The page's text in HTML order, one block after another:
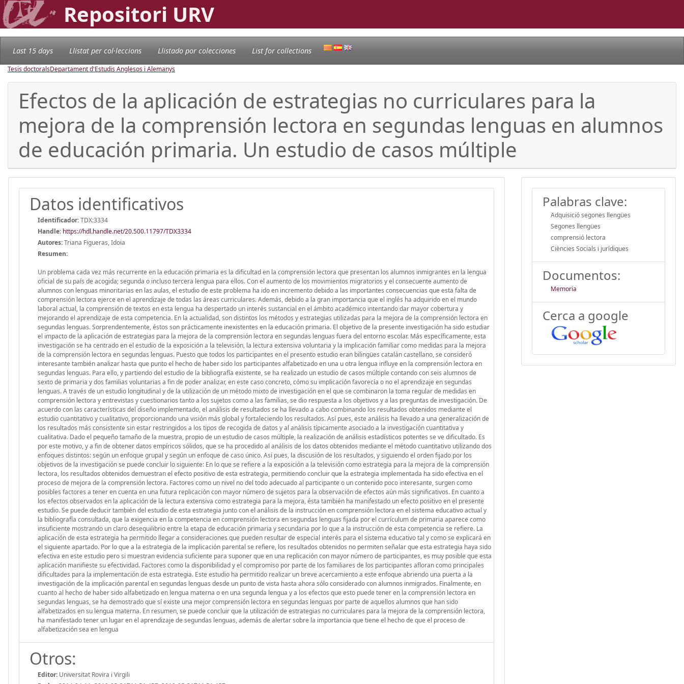
Repositori URV
Last 15 days Llistat per col·leccions Llistado por colecciones List for collections
Tesis doctoralsDepartament d'Estudis Anglesos i Alemanys
Efectos de la aplicación de estrategias no curriculares para la
mejora de la comprensión lectora en segundas lenguas en alumnos
de educación primaria. Un estudio de casos múltiple
Datos identificativos
Identificador:TDX:3334
Handle: https://hdl.handle.net/20.500.11797/TDX3334
Autores:Triana Figueras, Idoia
Resumen:
Un problema cada vez más recurrente en la educación primaria es la dificultad en la comprensión lectora que presentan los alumnos inmigrantes en la lengua
oficial de su país de acogida; segunda o incluso tercera lengua para ellos. Con el aumento de los movimientos migratorios y el consecuente aumento de
alumnos con lenguas minoritarias en las aulas, el estudio de este problema ha ido en incremento debido a las importantes consecuencias que esta falta de
comprensión lectora ejerce en el aprendizaje de todas las áreas curriculares. Además, debido a la gran importancia que el inglés ha adquirido en el mundo
laboral actual, la comprensión de textos en esta lengua ha despertado un interés sustancial en el ámbito académico intentando dar mayor cobertura y
mejorando el aprendizaje de esta competencia. En la actualidad, son distintos los métodos y estrategias utilizadas para la mejora de la comprensión lectora en
segundas lenguas. Sorprendentemente, éstos son prácticamente inexistentes en la educación primaria. El objetivo de la presente investigación ha sido estudiar
el impacto de la aplicación de estrategias para la mejora de la comprensión lectora en segundas lenguas fuera del entorno escolar. Más específicamente, esta
investigación se ha centrado en el estudio de la exposición a la televisión, la lectura extensiva voluntaria y la implicación familiar como medidas para la mejora
de la comprensión lectora en segundas lenguas. Puesto que todos los participantes en el presento estudio eran bilingües catalán castellano, se consideró
interesante también analizar hasta que punto el hecho de haber sido los participantes alfabetizado en una u otra lengua influye en la comprensión lectora en
segundas lenguas. Para ello, y partiendo del estudio de la bibliografía existente, se ha realizado un estudio de casos múltiple contando con seis alumnos de
sexto de primaria y dos familias voluntarias a fin de poder analizar, en este caso concreto, cómo su implicación favorecía o no el aprendizaje en segundas
lenguas. A través de un estudio longitudinal y de la utilización de un método mixto de investigación en el que se combinaron la toma regular de medidas en
comprensión lectora y entrevistas y cuestionarios tanto a los sujetos como a las familias, se dio respuesta a los objetivos y a las preguntas de investigación. De
acuerdo con las características del diseño implementado, el análisis de resultados se ha llevado a cabo combinando los resultados obtenidos mediante el
estudio cuantitativo y cualitativo, proporcionando una visión más global y fortaleciendo los resultados. Así pues, este análisis ha llevado a una generalización de
los resultados más consistente sin estar restringidos a los tipos de recogida de datos y al análisis típicamente asociado a la investigación cuantitativa y
cualitativa. Dado el pequeño tamaño de la muestra, propio de un estudio de casos múltiple, la realización de análisis estadísticos potentes se ve dificultado. Es
por este motivo, y a fin de obtener datos empíricos sólidos, que se ha procedido al análisis de los datos obtenidos mediante el método cuantitativo utilizando dos
enfoques distintos: según un enfoque grupal y según un enfoque de caso único. Así pues, la discusión de los resultados, y siguiendo el orden fijado por los
objetivos de la investigación se puede concluir lo siguiente: En lo que se refiere a la exposición a la televisión como estrategia para la mejora de la comprensión
lectora, los resultados obtenidos demuestran el efecto positivo de esta estrategia, permitiendo concluir que la estrategia implementada ha sido efectiva en el
proceso de mejora de la comprensión lectora. Factores como un nivel no del todo adecuado al participante o un contenido poco interesante, surgen como
posibles factores a tener en cuenta en una futura replicación con mayor número de sujetos para la observación de efectos aún más significativos. En cuanto a
los efectos observados en la aplicación de la lectura extensiva como estrategia para la mejora, ésta también ha manifestado un efecto positivo en el presente
estudio. Se puede deducir también del estudio de esta estrategia junto con el análisis de la instrucción en comprensión lectora en el sistema educativo actual y
la bibliografía consultada, que la exigencia en la competencia en comprensión lectora en segundas lenguas fijada por el currículum de primaria aparece como
insuficiente mostrando un claro desequilibrio entre la etapa de educación primaria y secundaria por lo que a la instrucción de esta competencia se refiere. La
aplicación de esta estrategia ha permitido llegar a consideraciones que pueden resultar de especial interés para el sistema educativo tal y como se explicará en
el siguiente apartado. Por lo que a la estrategia de la implicación parental se refiere, los resultados obtenidos no permiten señalar que esta estrategia haya sido
efectiva en este estudio pero si muestran evidencia suficiente para suponer que en una replicación con mayor número de participantes, es muy posible que esta
aplicación manifieste su efectividad. Factores como la disponibilidad y el compromiso por parte de los familiares de los participantes afloran como principales
dificultades para la implementación de esta estrategia. Este estudio ha permitido realizar un breve acercamiento a este enfoque abriendo una puerta a la
investigación de la implicación parental en segundas lenguas desde un punto de vista hasta ahora sólo considerado con alumnos inmigrados. Finalmente, en
cuanto al hecho de haber sido alfabetizado en lengua materna o en una segunda lengua y a los efectos que esto puede tener en la comprensión lectora en
segundas lenguas, se ha demostrado que sí existe una mejor comprensión lectora en segundas lenguas por parte de aquellos alumnos que han sido
alfabetizados en su lengua materna. En resumen, se puede concluir que la utilización de estrategias no curriculares para la mejora de la comprensión lectora,
ha manifestado tener un lugar en el aprendizaje de segundas lenguas, además de alertar sobre la importancia que tiene el hecho de que el proceso de
alfabetización sea en lengua
Otros:
Editor: Universitat Rovira i Virgili
Palabras clave:
Adquisició segones llengües
Segones llengües
comprensió lectora
Ciències Socials i jurídiques
Documentos:
Memoria
Cerca a google